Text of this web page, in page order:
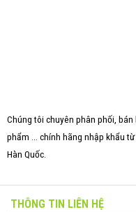
Chúng tôi chuyên phân phối,
phẩm ... chính hãng nhập khẩu
Hàn Quốc.
THÔNG TIN LIÊN HỆ